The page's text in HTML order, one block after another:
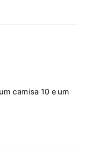
camisa 10 e um